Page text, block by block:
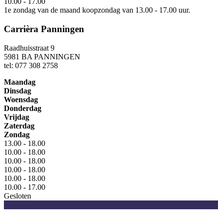
1e zondag van de maand koopzondag van 13.00 - 17.00 uur.
Carrièra Panningen
Raadhuisstraat 9
5981 BA PANNINGEN
tel: 077 308 2758
Maandag
Dinsdag
Woensdag
Donderdag
Vrijdag
Zaterdag
Zondag
13.00 - 18.00
10.00 - 18.00
10.00 - 18.00
10.00 - 18.00
10.00 - 18.00
10.00 - 17.00
Gesloten